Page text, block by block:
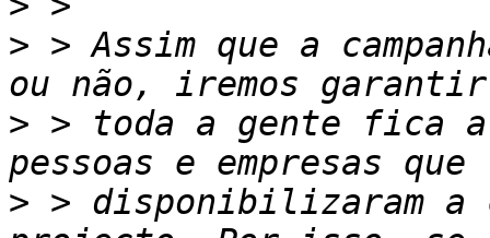
> > Assim que a
> > toda a gente fica a
> > disponibilizaram a